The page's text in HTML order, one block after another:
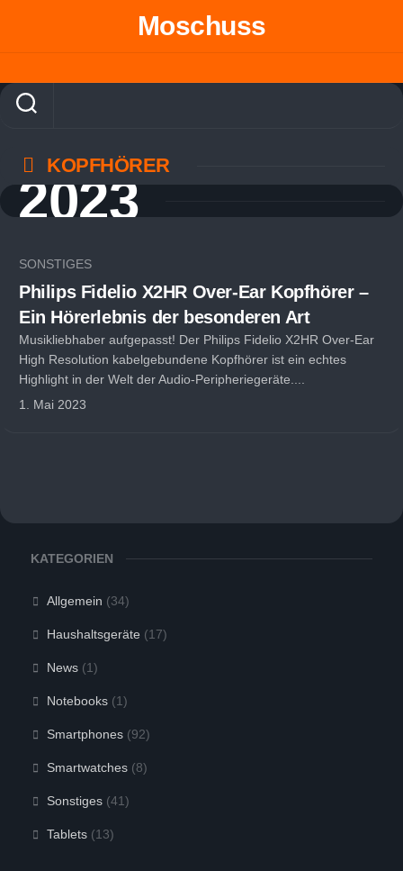
Moschuss
KOPFHÖRER
2023
SONSTIGES
Philips Fidelio X2HR Over-Ear Kopfhörer –
Ein Hörerlebnis der besonderen Art
Musikliebhaber aufgepasst! Der Philips Fidelio X2HR Over-Ear
High Resolution kabelgebundene Kopfhörer ist ein echtes
Highlight in der Welt der Audio-Peripheriegeräte....
1. Mai 2023
KATEGORIEN
Allgemein (34)
Haushaltsgeräte (17)
News(1)
Notebooks(1)
Smartphones(92)
Smartwatches(8)
Sonstiges(41)
Tablets(13)